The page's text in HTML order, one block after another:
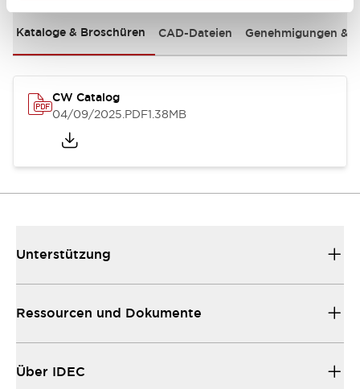
Kataloge & Broschüren CAD-Dateien Genehmigungen &
CW Catalog
04/09/2025.PDF1.38MB
Unterstützung
Ressourcen und Dokumente
Über IDEC